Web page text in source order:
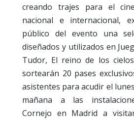
creando trajes para el
nacional e internacional,
público del evento una
diseñados y utilizados en
Tudor, El reino de los
sortearán 20 pases
asistentes para acudir el
mañana a las
Cornejo en Madrid a